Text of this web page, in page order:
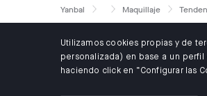
Yanbal Maquillaje
Utilizamos cookies propias y de
personalizada) en base a un
haciendo click en “Configurar las